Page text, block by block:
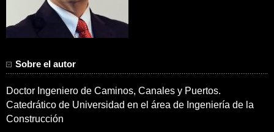
Sobre el autor
Doctor Ingeniero de Caminos, Canales y Puertos.
Catedrático de Universidad en el área de Ingeniería de la
Construcción